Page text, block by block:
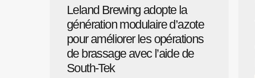
Leland Brewing adopte la
génération modulaire d’azote
pour améliorer les opérations
de brassage avec l’aide de
South-Tek